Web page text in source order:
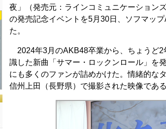
夜」（発売元：ラインコミュニケーション
の発売記念イベントを5月30日、ソフマッ
た。
2024年3月のAKB48卒業から、ちょうど2
識した新曲「サマー・ロックンロール」を
にも多くのファンが詰めかけた。情緒的な
信州上田（長野県）で撮影された映像である